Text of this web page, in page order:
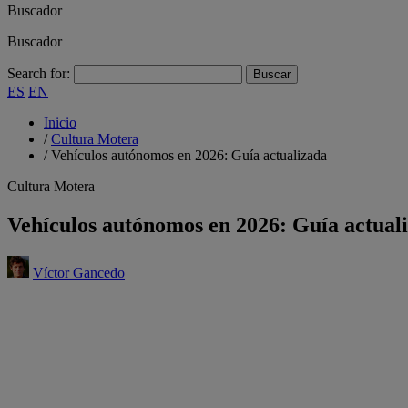
Buscador
Buscador
Search for:
ES EN
Inicio
/Cultura Motera
/Vehículos autónomos en 2026: Guía actualizada
Cultura Motera
Vehículos autónomos en 2026: Guía
Víctor Gancedo